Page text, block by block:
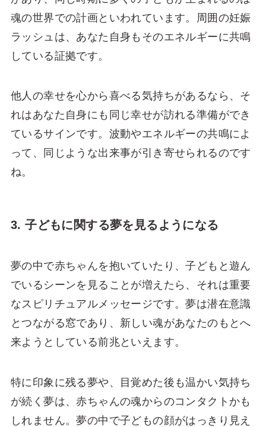
魂の世界での計画といわれています。周囲の妊娠
ラッシュは、あなた自身もそのエネルギーに共鳴
している証拠です。
他人の幸せを心から喜べる気持ちがあるなら、そ
れはあなた自身にも同じ幸せが訪れる準備ができ
ているサインです。波動やエネルギーの共鳴によ
って、同じような出来事が引き寄せられるのです
ね。
3. 子どもに関する夢を見るようになる
夢の中で赤ちゃんを抱いていたり、子どもと遊ん
でいるシーンを見ることが増えたら、それは重要
なスピリチュアルメッセージです。夢は潜在意識
とつながる窓であり、新しい魂があなたのもとへ
来ようとしている前兆といえます。
特に印象に残る夢や、目覚めた後も温かい気持ち
が続く夢は、赤ちゃんの魂からのコンタクトかも
しれません。夢の中で子どもの顔がはっきり見え